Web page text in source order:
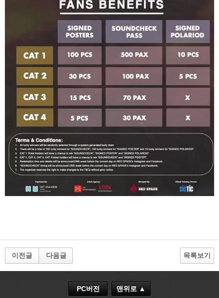
이전글 다음글 목록보기
PC버전 맨위로 ▲